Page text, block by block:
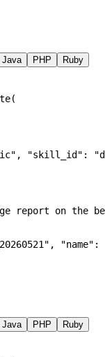
Java PHP Ruby
, "skill_id" :
report on the
, "name" :
Java PHP Ruby